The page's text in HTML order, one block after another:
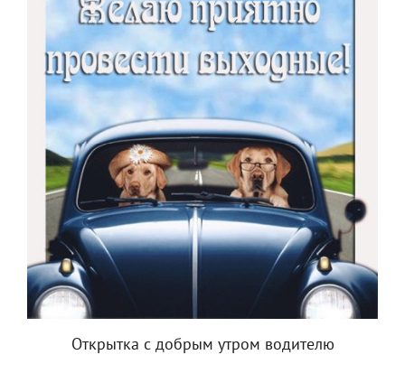
Открытка с добрым утром водителю